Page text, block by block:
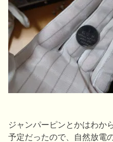
ジャンパーピンとかはわか
予定だったので、自然放電